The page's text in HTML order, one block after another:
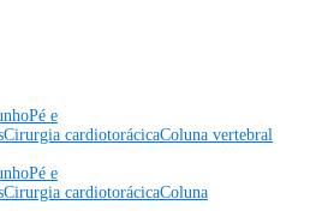
Pé e
Cirurgia cardiotorácicaColuna vertebral
Pé e
Cirurgia cardiotorácicaColuna